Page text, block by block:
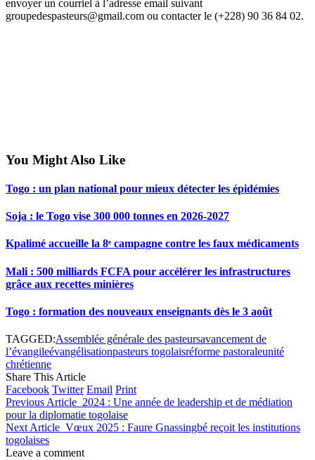
envoyer un courriel à l’adresse email suivant
groupedespasteurs@gmail.com ou contacter le (+228) 90 36 84 02.
You Might Also Like
Togo : un plan national pour mieux détecter les épidémies
Soja : le Togo vise 300 000 tonnes en 2026-2027
Kpalimé accueille la 8ᵉ campagne contre les faux médicaments
Mali : 500 milliards FCFA pour accélérer les infrastructures
grâce aux recettes minières
Togo : formation des nouveaux enseignants dès le 3 août
TAGGED:Assemblée générale des pasteursavancement de
l’évangileévangélisationpasteurs togolaisréforme pastoraleunité
chrétienne
Share This Article
Facebook Twitter Email Print
Previous Article 2024 : Une année de leadership et de médiation
pour la diplomatie togolaise
Next Article Vœux 2025 : Faure Gnassingbé reçoit les institutions
togolaises
Leave a comment